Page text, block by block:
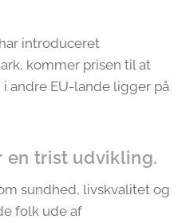
introduceret
kommer prisen til at
andre EU-lande ligger på
en trist udvikling.
sundhed, livskvalitet og
folk ude af